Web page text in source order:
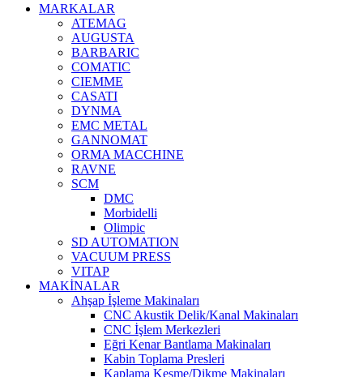
MARKALAR
ATEMAG
AUGUSTA
BARBARIC
COMATIC
CIEMME
CASATI
DYNMA
EMC METAL
GANNOMAT
ORMA MACCHINE
RAVNE
SCM
DMC
Morbidelli
Olimpic
SD AUTOMATION
VACUUM PRESS
VITAP
MAKİNALAR
Ahşap İşleme Makinaları
CNC Akustik Delik/Kanal Makinaları
CNC İşlem Merkezleri
Eğri Kenar Bantlama Makinaları
Kabin Toplama Presleri
Kaplama Kesme/Dikme Makinaları